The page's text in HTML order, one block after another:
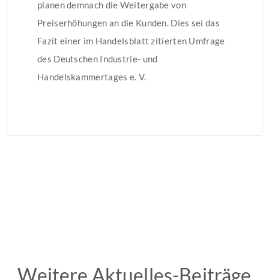
planen demnach die Weitergabe von
Preiserhöhungen an die Kunden. Dies sei das
Fazit einer im Handelsblatt zitierten Umfrage
des Deutschen Industrie- und
Handelskammertages e. V.
Weitere Aktuelles-Beiträge